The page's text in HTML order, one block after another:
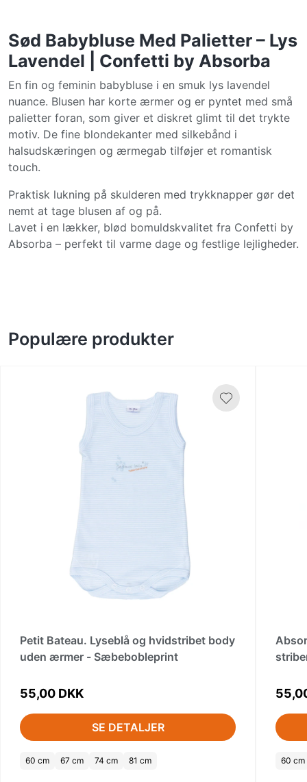
Sød Babybluse Med Palietter – Lys
Lavendel | Confetti by Absorba
En fin og feminin babybluse i en smuk lys lavendel
nuance. Blusen har korte ærmer og er pyntet med små
palietter foran, som giver et diskret glimt til det trykte
motiv. De fine blondekanter med silkebånd i
halsudskæringen og ærmegab tilføjer et romantisk
touch.
Praktisk lukning på skulderen med trykknapper gør det
nemt at tage blusen af og på.
Lavet i en lækker, blød bomuldskvalitet fra Confetti by
Absorba – perfekt til varme dage og festlige lejligheder.
Populære produkter
Petit Bateau. Lyseblå og hvidstribet body
uden ærmer - Sæbebobleprint
55,00 DKK
SE DETALJER
60 cm 67 cm 74 cm 81 cm 60 cm